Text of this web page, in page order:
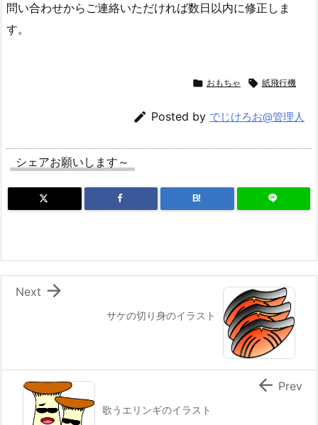
問い合わせからご連絡いただければ数日以内に修正しま
す。
 おもちゃ  紙飛行機
 Posted by でじけろお@管理人
シェアお願いします～
B!
サケの切り身のイラスト

Next
歌うエリンギのイラスト
 Prev